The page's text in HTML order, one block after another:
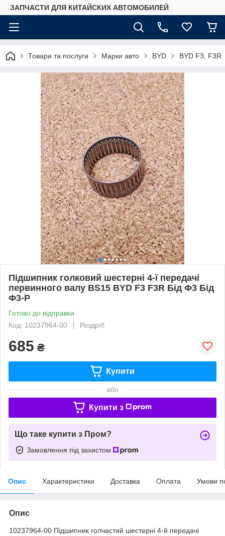
ЗАПЧАСТИ ДЛЯ КИТАЙСКИХ АВТОМОБИЛЕЙ
Товари та послуги Марки авто BYD BYD F3, F3R
Підшипник голковий шестерні 4-ї передачі
первинного валу BS15 BYD F3 F3R Бід Ф3 Бід
Ф3-Р
Готово до відправки
Код: 10237964-00
Роздріб
685 ₴
Купити
або
Купити з
Що таке купити з Пром?
Замовлення під захистом
Опис Характеристики Доставка Оплата Умови
Опис
10237964-00 Підшипник голчастий шестерні 4-й передачі